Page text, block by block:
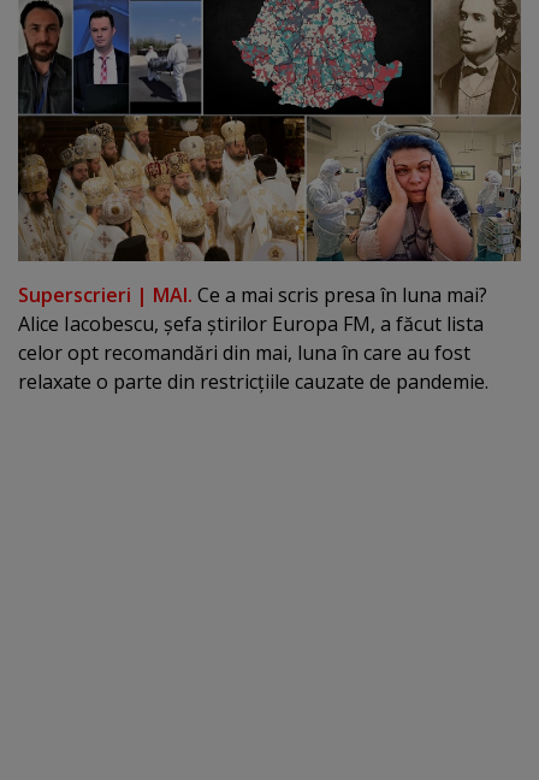
Superscrieri | MAI. Ce a mai scris presa în luna mai?
Alice Iacobescu, şefa ştirilor Europa FM, a făcut lista
celor opt recomandări din mai, luna în care au fost
relaxate o parte din restricţiile cauzate de pandemie.